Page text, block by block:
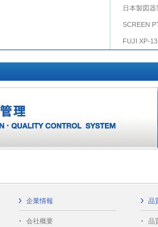
日本製図
SCREEN
FUJI XP-
企業情報
会社概要
品
品